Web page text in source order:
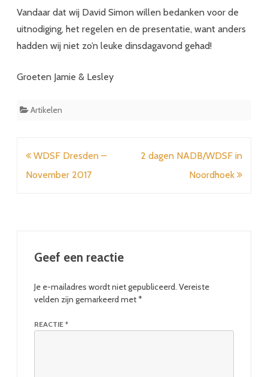
Vandaar dat wij David Simon willen bedanken voor de
uitnodiging, het regelen en de presentatie, want anders
hadden wij niet zo’n leuke dinsdagavond gehad!
Groeten Jamie & Lesley
Artikelen
Bericht
navigatie
WDSF Dresden –
November 2017
2 dagen NADB/WDSF in
Noordhoek
Geef een reactie
Je e-mailadres wordt niet gepubliceerd. Vereiste
velden zijn gemarkeerd met*
REACTIE *